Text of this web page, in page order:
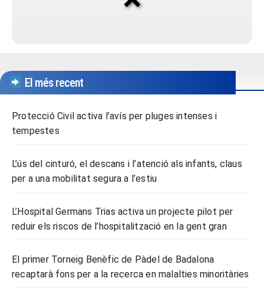
El més recent
Protecció Civil activa l’avís per pluges intenses i
tempestes
L’ús del cinturó, el descans i l’atenció als infants, claus
per a una mobilitat segura a l’estiu
L’Hospital Germans Trias activa un projecte pilot per
reduir els riscos de l’hospitalització en la gent gran
El primer Torneig Benèfic de Pàdel de Badalona
recaptarà fons per a la recerca en malalties minoritàries